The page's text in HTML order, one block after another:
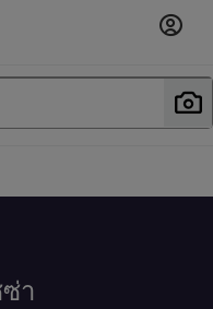
า